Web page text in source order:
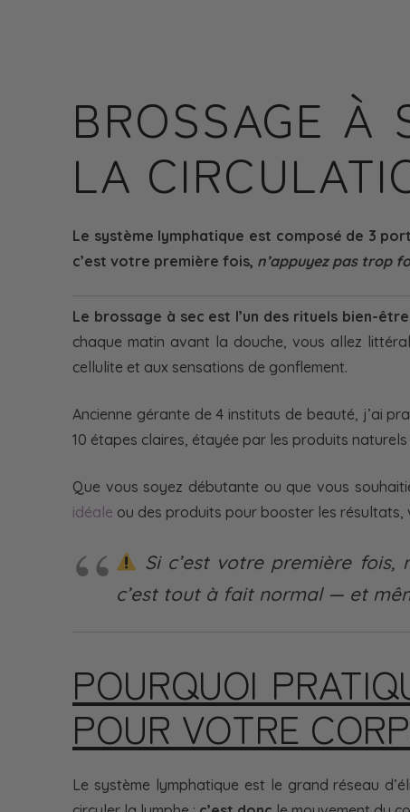
BROSSAGE À
LA
Le système lymphatique est composé de 3
c’est votre première fois, n’appuyez pas trop
Le brossage à sec est l’un des rituels bien-
chaque matin avant la douche, vous allez
cellulite et aux sensations de gonflement.
Ancienne gérante de 4 instituts de beauté, j’ai
10 étapes claires, étayée par les produits
Que vous soyez débutante ou que vous
idéale ou des produits pour booster les résultats,
Si c’est votre première
c’est tout à fait normal — et
POURQUOI
POUR VOTRE
Le système lymphatique est le grand réseau